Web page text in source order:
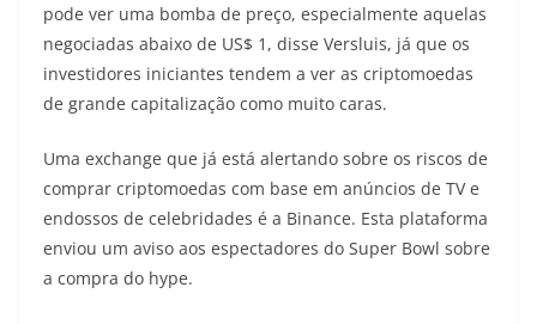
pode ver uma bomba de preço, especialmente aquelas
negociadas abaixo de US$ 1, disse Versluis, já que os
investidores iniciantes tendem a ver as criptomoedas
de grande capitalização como muito caras.
Uma exchange que já está alertando sobre os riscos de
comprar criptomoedas com base em anúncios de TV e
endossos de celebridades é a Binance. Esta plataforma
enviou um aviso aos espectadores do Super Bowl sobre
a compra do hype.